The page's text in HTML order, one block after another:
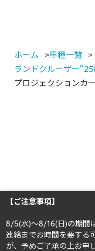
ホーム
車種一覧
ランドクルーザー
プロジェクションカ
【ご注意事項】
8/5(水)～8/16(日)の期間
連絡までお時間を要する
が、予めご了承の上お申